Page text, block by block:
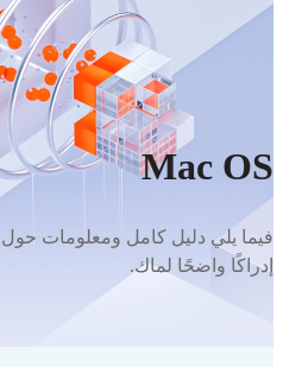
Mac OS
إدراكًا واضحًا لماك.